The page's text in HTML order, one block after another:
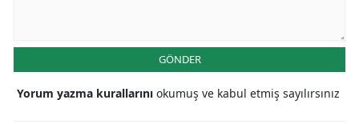
GÖNDER
Yorum yazma kurallarını okumuş ve kabul etmiş sayılırsınız